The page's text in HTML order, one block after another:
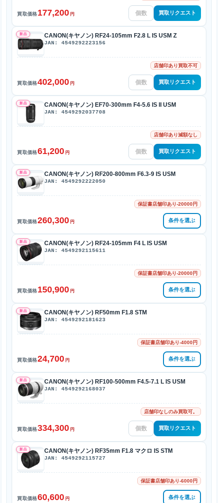
買取価格177,200 円 買取リクエスト
新品 CANON(キヤノン) RF24-105mm F2.8 L IS USM Z
JAN: 4549292223156
店舗印あり買取不可
買取価格402,000 円 買取リクエスト
新品 CANON(キヤノン) EF70-300mm F4-5.6 IS II USM
JAN: 4549292037708
店舗印あり減額なし
買取価格61,200 円 買取リクエスト
新品 CANON(キヤノン) RF200-800mm F6.3-9 IS USM
JAN: 4549292222050
保証書店舗印あり-20000円
買取価格260,300 円 条件を選ぶ
新品 CANON(キヤノン) RF24-105mm F4 L IS USM
JAN: 4549292115611
保証書店舗印あり-20000円
買取価格150,900 円 条件を選ぶ
新品 CANON(キヤノン) RF50mm F1.8 STM
JAN: 4549292181623
保証書店舗印あり-4000円
買取価格24,700 円 条件を選ぶ
新品 CANON(キヤノン) RF100-500mm F4.5-7.1 L IS USM
JAN: 4549292168037
店舗印なしのみ買取可。
買取価格334,300 円 買取リクエスト
新品 CANON(キヤノン) RF35mm F1.8 マクロ IS STM
JAN: 4549292115727
保証書店舗印あり-6000円
買取価格60,600 円 条件を選ぶ